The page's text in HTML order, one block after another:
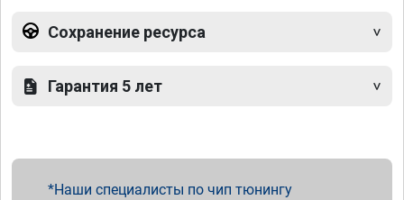
Сохранение ресурса
Гарантия 5 лет
Наши специалисты по чип тюнингу